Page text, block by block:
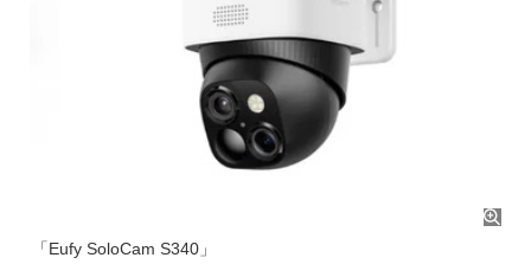
「Eufy SoloCam S340」